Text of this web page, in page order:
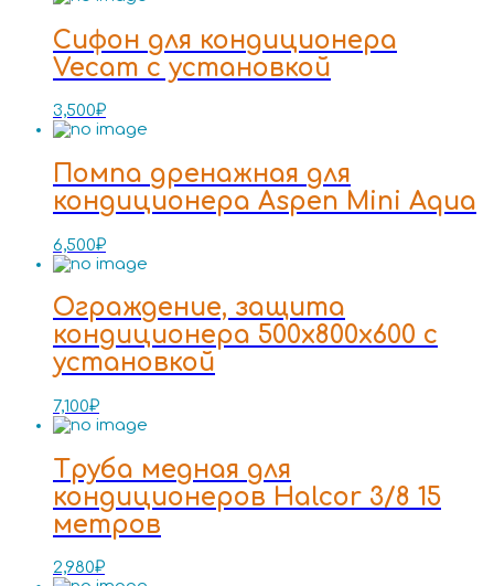
Сифон для кондиционера
Vecam с установкой
3,500₽
Помпа дренажная для
кондиционера Aspen Mini Aqua
6,500₽
Ограждение, защита
кондиционера 500x800x600 с
установкой
7,100₽
Труба медная для
кондиционеров Halcor 3/8 15
метров
2,980₽